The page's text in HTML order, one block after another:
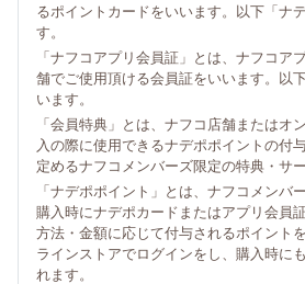
るポイントカードをいいます。以下「ナ
す。
「ナフコアプリ会員証」とは、ナフコア
舗でご使用頂ける会員証をいいます。以
います。
「会員特典」とは、ナフコ店舗またはオ
入の際に使用できるナデポポイントの付
定めるナフコメンバーズ限定の特典・サ
「ナデポポイント」とは、ナフコメンバ
購入時にナデポカードまたはアプリ会員
方法・金額に応じて付与されるポイント
ラインストアでログインをし、購入時に
れます。